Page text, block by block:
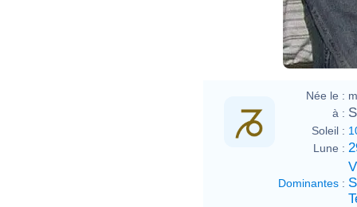
Née le :
à :
Soleil :
Lune :
Dominantes :